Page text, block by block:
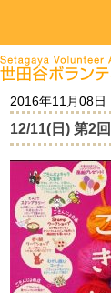
2016年11月08日
12/11(日) 第2